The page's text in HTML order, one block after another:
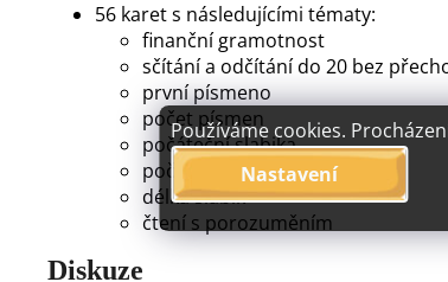
Používáme cookies.
Nastavení
56 karet s následujícími tématy:
finanční gramotnost
sčítání a odčítání do 20 bez
první písmeno
počet písmen
počáteční slabika
počet slabik
délka slabik
čtení s porozuměním
Diskuze